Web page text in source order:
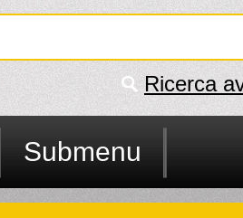
Ricerca
Submenu